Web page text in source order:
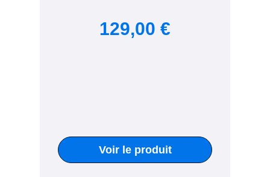
129,00 €
Voir le produit